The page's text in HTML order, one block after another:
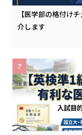
【医学部の格付け
介します
7